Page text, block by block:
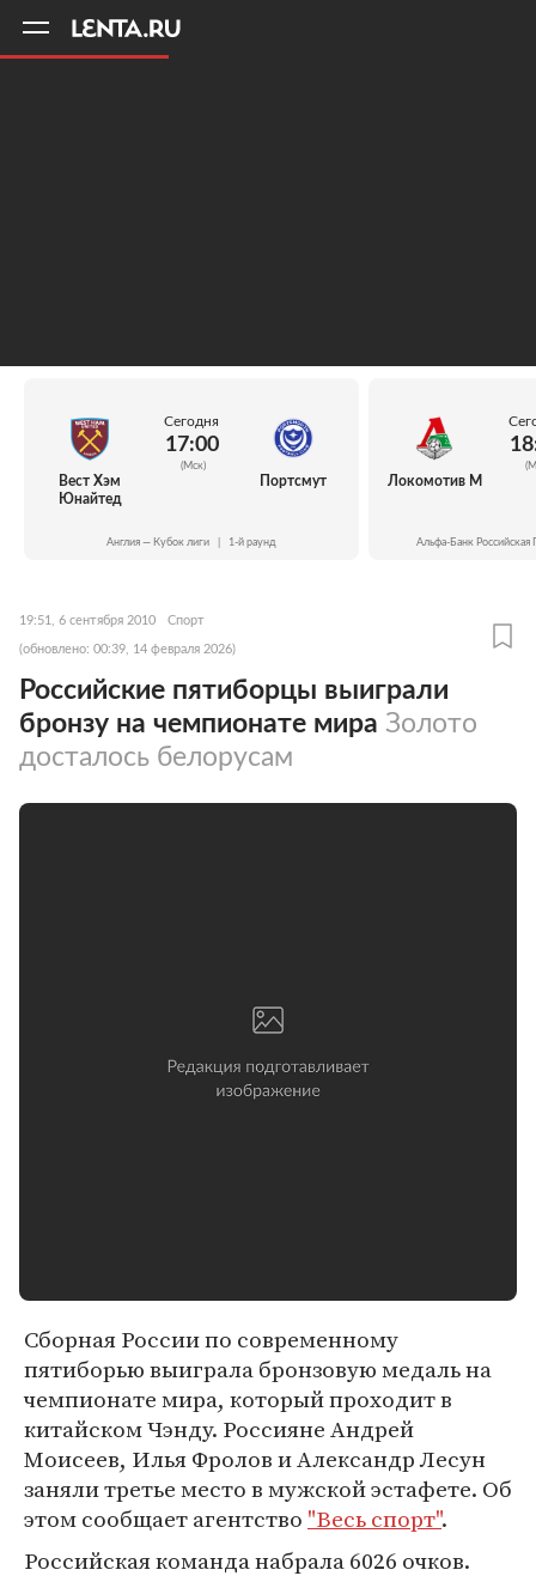
Вест Хэм
Юнайтед
Сегодня
17:00
(Мск)
Портсмут
Англия — Кубок лиги 1-й раунд
Локомотив М
Альфа-Банк Российская
19:51, 6 сентября 2010 Спорт
(обновлено: 00:39, 14 февраля 2026)
Российские пятиборцы выиграли
бронзу на чемпионате мира Золото
досталось белорусам
Сборная России по современному
пятиборью выиграла бронзовую медаль на
чемпионате мира, который проходит в
китайском Чэнду. Россияне Андрей
Моисеев, Илья Фролов и Александр Лесун
заняли третье место в мужской эстафете. Об
этом сообщает агентство "Весь спорт".
Российская команда набрала 6026 очков.